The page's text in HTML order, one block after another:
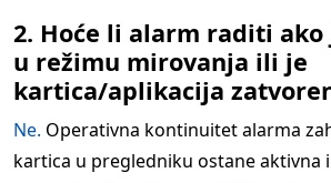
2. Hoće li alarm raditi
u režimu mirovanja ili je
kartica/aplikacija
Ne. Operativna kontinuitet alarma
kartica u pregledniku ostane aktivna